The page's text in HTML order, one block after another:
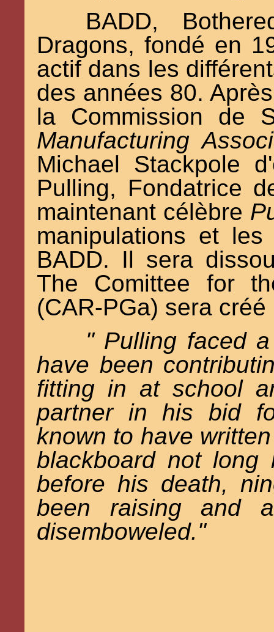
BADD,
Dragons, fondé en
actif dans les
des années 80.
la Commission de
Manufacturing
Michael Stackpole
Pulling, Fondatrice
maintenant célèbre
manipulations et
BADD. Il sera
The Comittee for
(CAR-PGa) sera
" Pulling faced
have been
fitting in at school
partner in his bid
known to have
blackboard not long
before his death,
been raising and
disemboweled."